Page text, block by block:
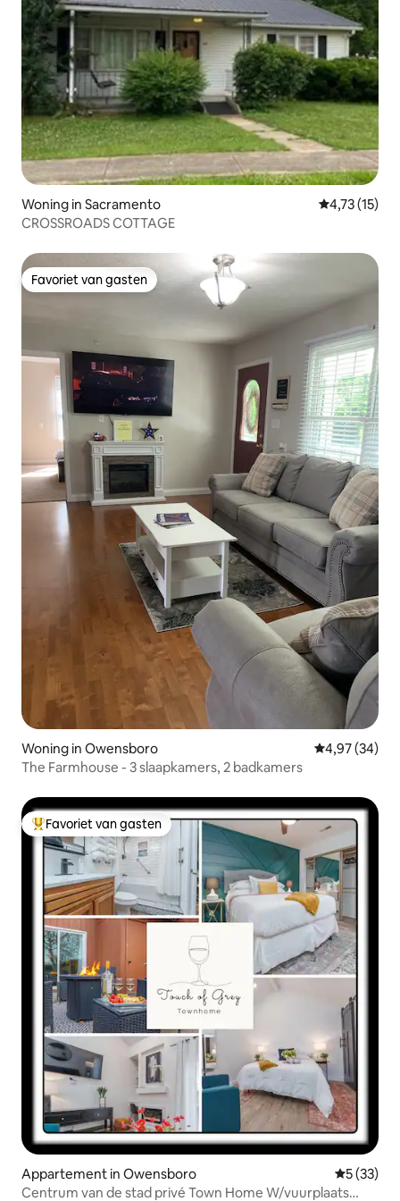
Woning in Sacramento Gemiddelde
4,73 (15)
CROSSROADS COTTAGE
Favoriet van gasten
Favoriet van gasten
Woning in Owensboro Gemiddelde
4,97 (34)
The Farmhouse - 3 slaapkamers, 2 badkamers
Topfavoriet van gasten
Favoriet van gasten
Appartement in Owensboro
5 (33)
Centrum van de stad privé Town Home W/vuurplaats